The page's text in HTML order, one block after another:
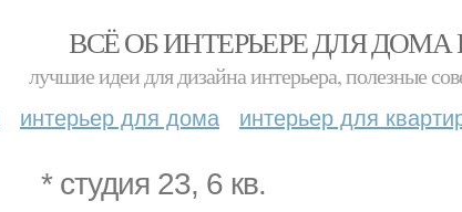
ВСЁ ОБ ИНТЕРЬЕРЕ ДЛЯ
лучшие идеи для дизайна интерьера, полезные
интерьер для дома интерьер для
* студия 23, 6 кв.